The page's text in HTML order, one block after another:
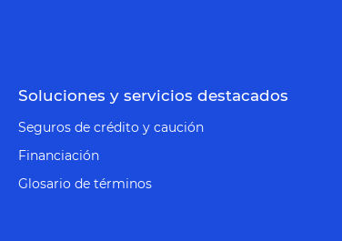
Soluciones y servicios destacados
Seguros de crédito y caución
Financiación
Glosario de términos